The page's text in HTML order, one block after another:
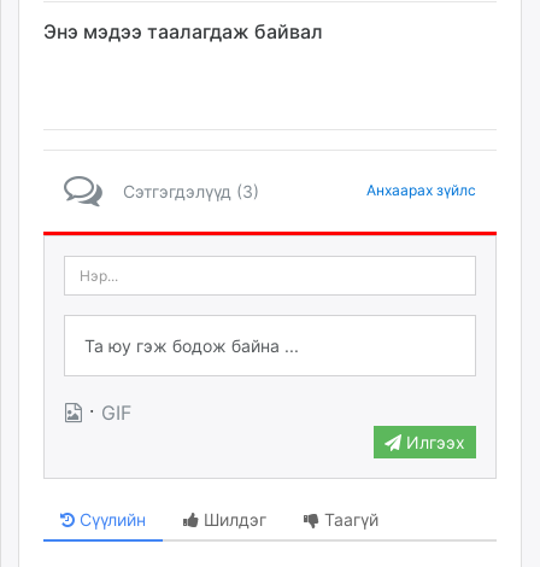
Энэ мэдээ таалагдаж байвал
Сэтгэгдэлүүд (3) Анхаарах зүйлс
· GIF
Илгээх
Сүүлийн Шилдэг Таагүй